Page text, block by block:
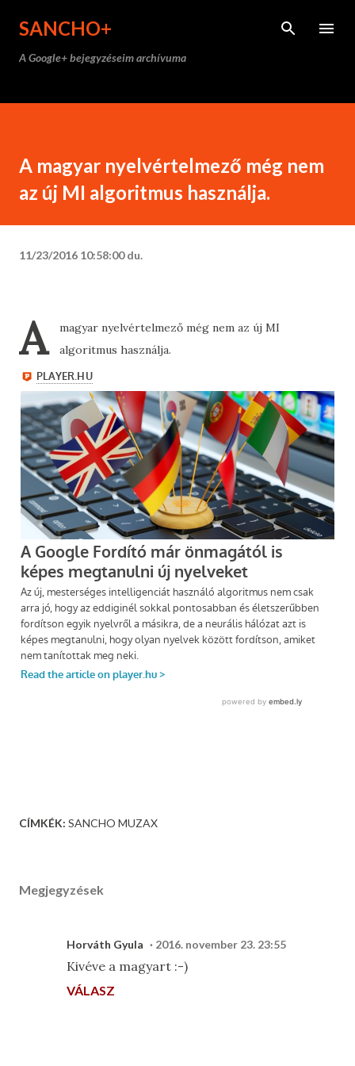
SANCHO+
A Google+ bejegyzéseim archívuma
A magyar nyelvértelmező még nem
az új MI algoritmus használja.
11/23/2016 10:58:00 du.
A
magyar nyelvértelmező még nem az új MI
algoritmus használja.
CÍMKÉK: SANCHO MUZAX
Megjegyzések
Horváth Gyula 2016. november 23. 23:55
Kivéve a magyart :-)
VÁLASZ